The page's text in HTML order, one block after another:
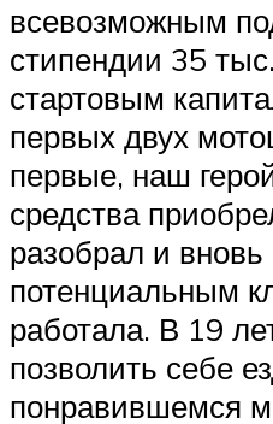
всевозможным
стипендии 35
стартовым
первых двух
первые, наш
средства
разобрал и
потенциальным
работала. В 19
позволить себе
понравившемся